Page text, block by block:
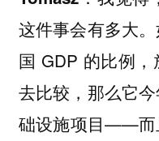
这件事会有多大
国 GDP 的比例
去比较，那么它
础设施项目——而